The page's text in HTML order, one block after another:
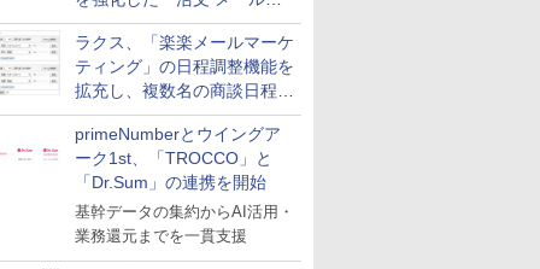
送信防止アドインサービス」
を提供
ラクス、「楽楽メールマーケ
ティング」の日程調整機能を
拡充し、複数名の商談日程調
整を効率化
primeNumberとウイングア
ーク1st、「TROCCO」と
「Dr.Sum」の連携を開始
基幹データの集約からAI活用・
業務還元までを一貫支援